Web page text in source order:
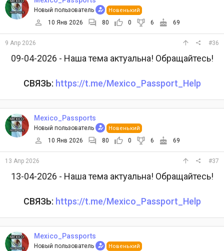
Новый пользователь Новенький
10 Янв 2026 80 0 6 69
9 Апр 2026 #36
09-04-2026 - Наша тема актуальна! Обращайтесь!
СВЯЗЬ: https://t.me/Mexico_Passport_Help
Mexico_Passports
Новый пользователь Новенький
10 Янв 2026 80 0 6 69
13 Апр 2026 #37
13-04-2026 - Наша тема актуальна! Обращайтесь!
СВЯЗЬ: https://t.me/Mexico_Passport_Help
Mexico_Passports
Новый пользователь Новенький